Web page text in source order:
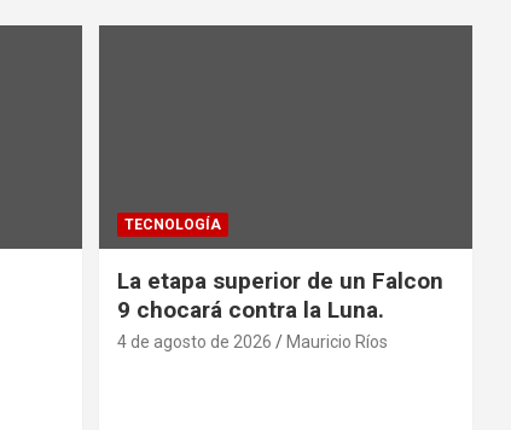
TECNOLOGÍA
La etapa superior de un Falcon
9 chocará contra la Luna.
4 de agosto de 2026 Mauricio Ríos